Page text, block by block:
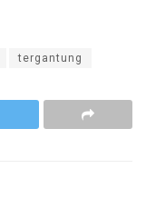
tergantung